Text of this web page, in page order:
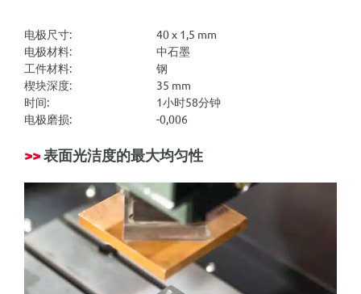
电极尺寸:
40 x 1,5 mm
电极材料:
中石墨
工件材料:
钢
楔块深度:
35 mm
时间:
1小时58分钟
电极磨损:
-0,006
>> 表面光洁度的最大均匀性